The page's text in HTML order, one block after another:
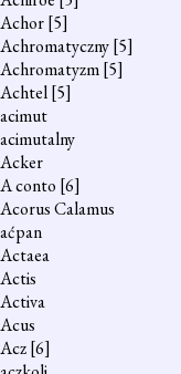
Achor[5]
Achromatyczny[5]
Achromatyzm[5]
Achtel[5]
acimut
acimutalny
Acker
A conto [6]
Acorus Calamus
aćpan
Actaea
Actis
Activa
Acus
Acz[6]